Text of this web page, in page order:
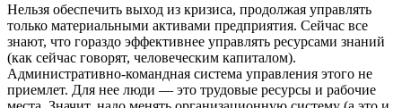
Нельзя обеспечить выход из кризиса, продолжая управлять
только материальными активами предприятия. Сейчас все
знают, что гораздо эффективнее управлять ресурсами знаний
(как сейчас говорят, человеческим капиталом).
Административно-командная система управления этого не
приемлет. Для нее люди — это трудовые ресурсы и рабочие